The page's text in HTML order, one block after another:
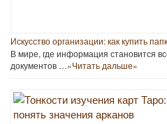
Искусство организации: как купить
В мире, где информация становится
документов …«Читать дальше»